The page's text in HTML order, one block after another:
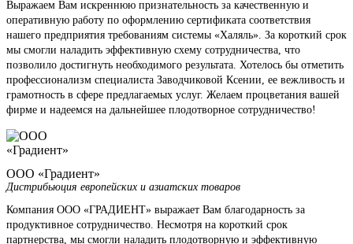
Выражаем Вам искреннюю признательность за качественную и
оперативную работу по оформлению сертификата соответствия
нашего предприятия требованиям системы «Халяль». За короткий срок
мы смогли наладить эффективную схему сотрудничества, что
позволило достигнуть необходимого результата. Хотелось бы отметить
профессионализм специалиста Заводчиковой Ксении, ее вежливость и
грамотность в сфере предлагаемых услуг. Желаем процветания вашей
фирме и надеемся на дальнейшее плодотворное сотрудничество!
ООО «Градиент»
Дистрибьюция европейских и азиатских товаров
Компания ООО «ГРАДИЕНТ» выражает Вам благодарность за
продуктивное сотрудничество. Несмотря на короткий срок
партнерства, мы смогли наладить плодотворную и эффективную